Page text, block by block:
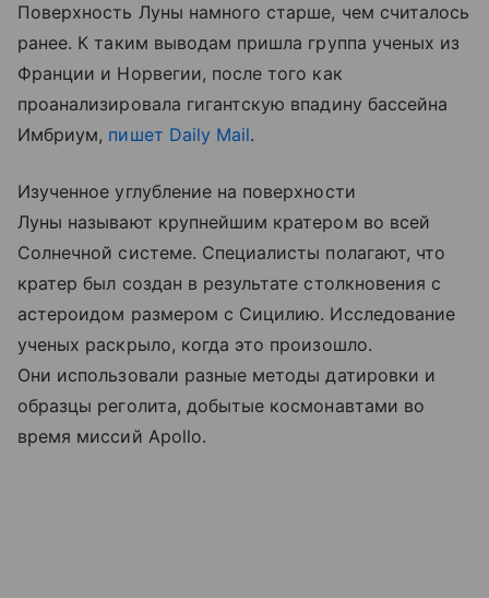
Поверхность Луны намного старше, чем считалось
ранее. К таким выводам пришла группа ученых из
Франции и Норвегии, после того как
проанализировала гигантскую впадину бассейна
Имбриум, пишет Daily Mail.
Изученное углубление на поверхности
Луны называют крупнейшим кратером во всей
Солнечной системе. Специалисты полагают, что
кратер был создан в результате столкновения с
астероидом размером с Сицилию. Исследование
ученых раскрыло, когда это произошло.
Они использовали разные методы датировки и
образцы реголита, добытые космонавтами во
время миссий Apollo.